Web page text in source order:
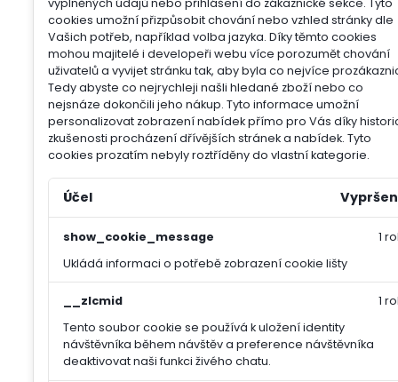
vyplněných údajů nebo přihlášení do zákaznické sekce.
Tyto
cookies umožní přizpůsobit chování nebo vzhled stránky dle
Vašich potřeb, například volba jazyka. Díky těmto cookies
mohou majitelé i developeři webu více porozumět chování
uživatelů a vyvijet stránku tak, aby byla co nejvíce
Tedy abyste co nejrychleji našli hledané zboží nebo co
nejsnáze dokončili jeho nákup. Tyto informace umožní
personalizovat zobrazení nabídek přímo pro Vás díky
zkušenosti procházení dřívějších stránek a nabídek. Tyto
cookies prozatím nebyly roztříděny do vlastní kategorie.
Účel
show_cookie_message
Ukládá informaci o potřebě zobrazení cookie lišty
1
__zlcmid
Tento soubor cookie se používá k uložení identity
návštěvníka během návštěv a preference návštěvníka
deaktivovat naši funkci živého chatu.
1